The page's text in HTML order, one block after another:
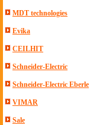
MDT technologies
Evika
CEILHIT
Schneider-Electric
Schneider-Electric Eberle
VIMAR
Sale